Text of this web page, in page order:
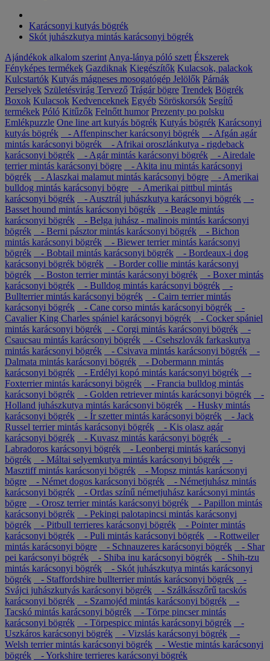
Karácsonyi kutyás bögrék
Skót juhászkutya mintás karácsonyi bögrék
Ajándékok alkalom szerint Anya-lánya póló szett Ékszerek
Fényképes termékek Gazdiknak Kiegészítők Kulacsok, palackok
Kulcstartók Kutyás mágneses mosogatógép Jelölők Párnák
Perselyek Születésvirág Tervező Trágár bögre Trendek Bögrék
Boxok Kulacsok Kedvenceknek Egyéb Söröskorsók Segítő
termékek Póló Kitűzők Felnőtt humor Prezenty po polsku
Emlékpuzzle One line art kutyás bögrék Kutyás bögrék Karácsonyi
kutyás bögrék
- Affenpinscher karácsonyi bögrék
- Afgán agár
mintás karácsonyi bögrék
- Afrikai oroszlánkutya - rigdeback
karácsonyi bögrék
- Agár mintás karácsonyi bögrék
- Airedale
terrier mintás karácsonyi bögre
- Akita inu mintás karácsonyi
bögrék
- Alaszkai malamut mintás karácsonyi bögre
- Amerikai
bulldog mintás karácsonyi bögre
- Amerikai pittbul mintás
karácsonyi bögrék
- Ausztrál juhászkutya karácsonyi bögrék
-
Basset hound mintás karácsonyi bögrék
- Beagle mintás
karácsonyi bögrék
- Belga juhász - malinois mintás karácsonyi
bögrék
- Berni pásztor mintás karácsonyi bögrék
- Bichon
mintás karácsonyi bögrék
- Biewer terrier mintás karácsonyi
bögrék
- Bobtail mintás karácsonyi bögrék
- Bordeaux-i dog
karácsonyi bögrék bögrék
- Border collie mintás karácsonyi
bögrék
- Boston terrier mintás karácsonyi bögrék
- Boxer mintás
karácsonyi bögrék
- Bulldog mintás karácsonyi bögrék
-
Bullterrier mintás karácsonyi bögrék
- Cairn terrier mintás
karácsonyi bögrék
- Cane corso mintás karácsonyi bögrék
-
Cavalier King Charles spániel karácsonyi bögrék
- Cocker spániel
mintás karácsonyi bögrék
- Corgi mintás karácsonyi bögrék
-
Csaucsau mintás karácsonyi bögrék
- Csehszlovák farkaskutya
mintás karácsonyi bögrék
- Csivava mintás karácsonyi bögrék
-
Dalmata mintás karácsonyi bögrék
- Dobermann mintás
karácsonyi bögrék
- Erdélyi kopó mintás karácsonyi bögrék
-
Foxterrier mintás karácsonyi bögrék
- Francia bulldog mintás
karácsonyi bögrék
- Golden retriever mintás karácsonyi bögrék
-
Holland juhászkutya mintás karácsonyi bögrék
- Husky mintás
karácsonyi bögrék
- Ír szetter mintás karácsonyi bögrék
- Jack
Russel terrier mintás karácsonyi bögrék
- Kis olasz agár
karácsonyi bögrék
- Kuvasz mintás karácsonyi bögrék
-
Labradoros karácsonyi bögrék
- Leonbergi mintás karácsonyi
bögrék
- Máltai selyemkutya mintás karácsonyi bögrék
-
Masztiff mintás karácsonyi bögrék
- Mopsz mintás karácsonyi
bögre
- Német dogos karácsonyi bögrék
- Németjuhász mintás
karácsonyi bögrék
- Ordas színű németjuhász karácsonyi mintás
bögre
- Orosz terrier mintás karácsonyi bögrék
- Papillon mintás
karácsonyi bögrék
- Pekingi palotapincsi mintás karácsonyi
bögrék
- Pitbull terrieres karácsonyi bögrék
- Pointer mintás
karácsonyi bögrék
- Puli mintás karácsonyi bögrék
- Rottweiler
mintás karácsonyi bögre
- Schnauzeres karácsonyi bögrék
- Shar
pei karácsonyi bögrék
- Shiba inu karácsonyi bögrék
- Shih-tzu
mintás karácsonyi bögrék
- Skót juhászkutya mintás karácsonyi
bögrék
- Staffordshire bullterrier mintás karácsonyi bögrék
-
Svájci juhászkutyás karácsonyi bögrék
- Szálkásszőrű tacskós
karácsonyi bögrék
- Szamojéd mintás karácsonyi bögrék
-
Tacskó mintás karácsonyi bögrék
- Törpe pincser mintás
karácsonyi bögrék
- Törpespicc mintás karácsonyi bögrék
-
Uszkáros karácsonyi bögrék
- Vizslás karácsonyi bögrék
-
Welsh terrier mintás karácsonyi bögrék
- Westie mintás karácsonyi
bögrék
- Yorkshire terrieres karácsonyi bögrék